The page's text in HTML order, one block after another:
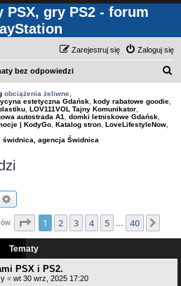
PSX, gry PS2 - forum
Zaloguj się
Zarejestruj się
bez odpowiedzi
obciążenia żeliwne,
estetyczna Gdańsk kody rabatowe goodie
LOV111VOL Tajny Komunikator
autostrada A1 domki letniskowe Gdańsk
| KodyGo Katalog stron LoveLifestyleNow
agencja Świdnica
Strona z40
1 2 3 4 5 40
Tematy
PSX i PS2.
« wt 30 wrz, 2025 17:20